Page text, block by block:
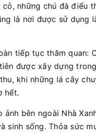
cỏ, những chú đà điểu
là nơi được sử dụng
tiếp tục thăm quan:
được xây dựng
khi những lá cây
hết.
ảnh bên ngoài Nhà
sinh sống. Thỏa sức